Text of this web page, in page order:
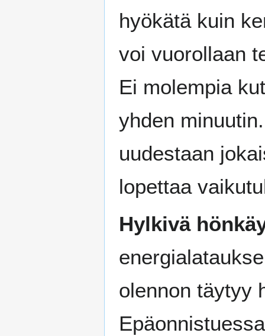
hyökätä kuin
voi vuorollaan
Ei molempia
yhden
uudestaan
lopettaa
Hylkivä
olennon täytyy